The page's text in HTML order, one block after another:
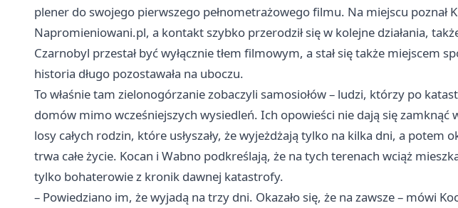
plener do swojego pierwszego pełnometrażowego filmu. Na miejscu poznał
Napromieniowani.pl, a kontakt szybko przerodził się w kolejne działania,
Czarnobyl przestał być wyłącznie tłem filmowym, a stał się także miejscem
historia długo pozostawała na uboczu.
To właśnie tam zielonogórzanie zobaczyli samosiołów – ludzi, którzy po
domów mimo wcześniejszych wysiedleń. Ich opowieści nie dają się zamknąć
losy całych rodzin, które usłyszały, że wyjeżdżają tylko na kilka dni, a potem
trwa całe życie. Kocan i Wabno podkreślają, że na tych terenach wciąż
tylko bohaterowie z kronik dawnej katastrofy.
– Powiedziano im, że wyjadą na trzy dni. Okazało się, że na zawsze – mówi